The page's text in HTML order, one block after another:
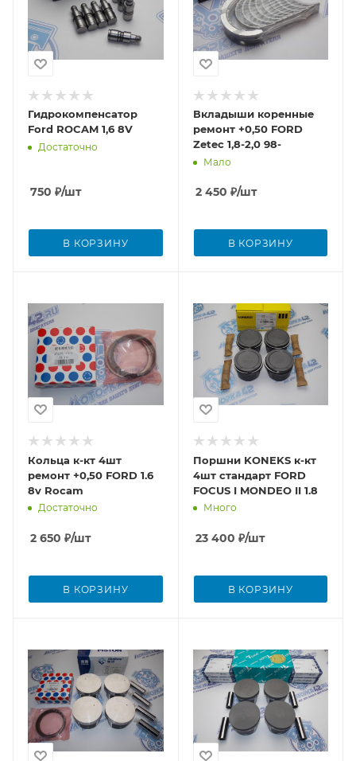
Гидрокомпенсатор
Ford ROCAM 1,6 8V
Достаточно
750 ₽/шт
В КОРЗИНУ
Вкладыши коренные
ремонт +0,50 FORD
Zetec 1,8-2,0 98-
Мало
2 450 ₽/шт
В КОРЗИНУ
Кольца к-кт 4шт
ремонт +0,50 FORD 1.6
8v Rocam
Достаточно
2 650 ₽/шт
В КОРЗИНУ
Поршни KONEKS к-кт
4шт стандарт FORD
FOCUS I MONDEO II 1.8
Много
23 400 ₽/шт
В КОРЗИНУ